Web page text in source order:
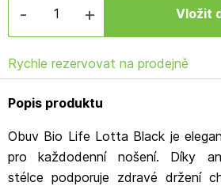
- +
Rychle rezervovat na prodejně
Popis produktu
Obuv Bio Life Lotta Black je
pro každodenní nošení. Díky
stélce podporuje zdravé držení